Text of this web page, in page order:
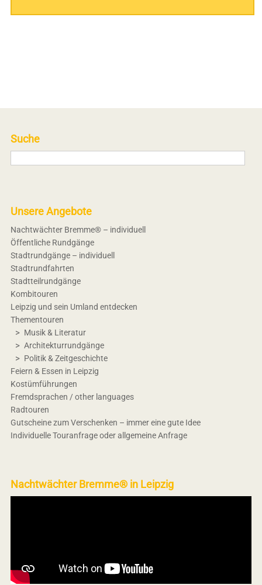
Suche
Unsere Angebote
Nachtwächter Bremme® – individuell
Öffentliche Rundgänge
Stadtrundgänge – individuell
Stadtrundfahrten
Stadtteilrundgänge
Kombitouren
Leipzig und sein Umland entdecken
Thementouren
Musik & Literatur
Architekturrundgänge
Politik & Zeitgeschichte
Feiern & Essen in Leipzig
Kostümführungen
Fremdsprachen / other languages
Radtouren
Gutscheine zum Verschenken – immer eine gute Idee
Individuelle Touranfrage oder allgemeine Anfrage
Nachtwächter Bremme® in Leipzig